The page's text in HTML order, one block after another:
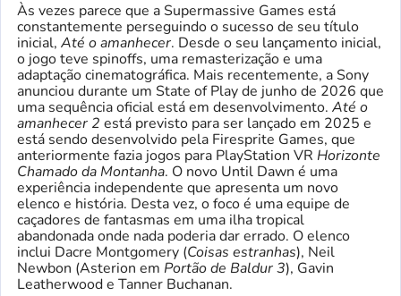
Às vezes parece que a Supermassive Games está
constantemente perseguindo o sucesso de seu título
inicial, Até o amanhecer. Desde o seu lançamento inicial,
o jogo teve spinoffs, uma remasterização e uma
adaptação cinematográfica. Mais recentemente, a Sony
anunciou durante um State of Play de junho de 2026 que
uma sequência oficial está em desenvolvimento. Até o
amanhecer 2 está previsto para ser lançado em 2025 e
está sendo desenvolvido pela Firesprite Games, que
anteriormente fazia jogos para PlayStation VR Horizonte
Chamado da Montanha. O novo Until Dawn é uma
experiência independente que apresenta um novo
elenco e história. Desta vez, o foco é uma equipe de
caçadores de fantasmas em uma ilha tropical
abandonada onde nada poderia dar errado. O elenco
inclui Dacre Montgomery (Coisas estranhas), Neil
Newbon (Asterion em Portão de Baldur 3), Gavin
Leatherwood e Tanner Buchanan.